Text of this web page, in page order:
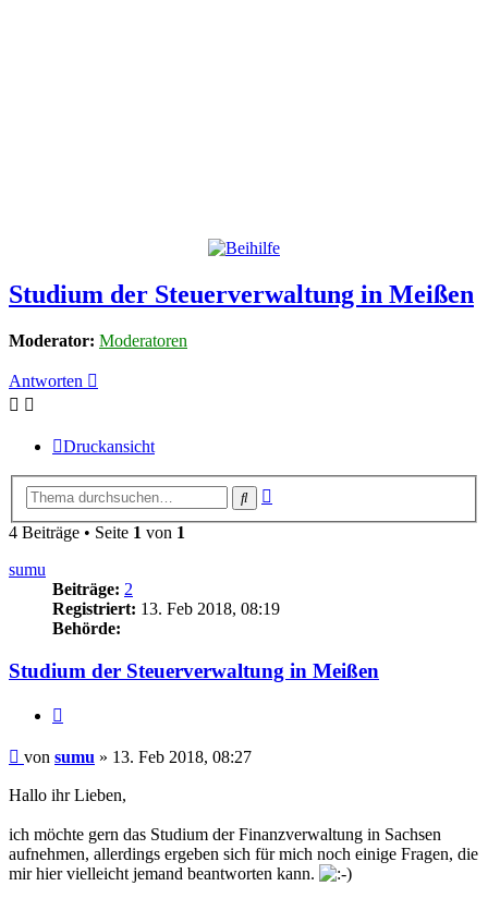
Studium der Steuerverwaltung in Meißen
Moderator: Moderatoren
Antworten
Druckansicht
Suche
4 Beiträge • Seite 1 von 1
sumu
Beiträge: 2
Registriert: 13. Feb 2018, 08:19
Behörde:
Studium der Steuerverwaltung in Meißen
Beitrag
von sumu » 13. Feb 2018, 08:27
Hallo ihr Lieben,
ich möchte gern das Studium der Finanzverwaltung in Sachsen
aufnehmen, allerdings ergeben sich für mich noch einige Fragen, die
mir hier vielleicht jemand beantworten kann.